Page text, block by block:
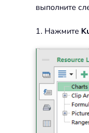
выполните
1. Нажмите